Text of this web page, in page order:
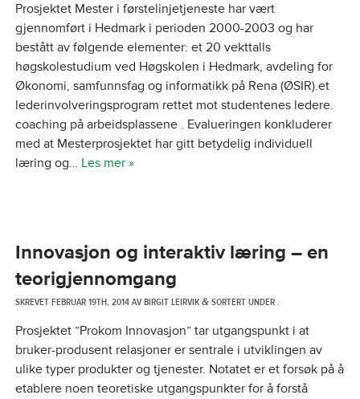
Prosjektet Mester i førstelinjetjeneste har vært
gjennomført i Hedmark i perioden 2000-2003 og har
bestått av følgende elementer: et 20 vekttalls
høgskolestudium ved Høgskolen i Hedmark, avdeling for
Økonomi, samfunnsfag og informatikk på Rena (ØSIR).et
lederinvolveringsprogram rettet mot studentenes ledere.
coaching på arbeidsplassene . Evalueringen konkluderer
med at Mesterprosjektet har gitt betydelig individuell
læring og… Les mer »
Innovasjon og interaktiv læring – en
teorigjennomgang
SKREVETFEBRUAR 19TH, 2014AVBIRGIT LEIRVIK &SORTERT UNDER .
Prosjektet ”Prokom Innovasjon” tar utgangspunkt i at
bruker-produsent relasjoner er sentrale i utviklingen av
ulike typer produkter og tjenester. Notatet er et forsøk på å
etablere noen teoretiske utgangspunkter for å forstå